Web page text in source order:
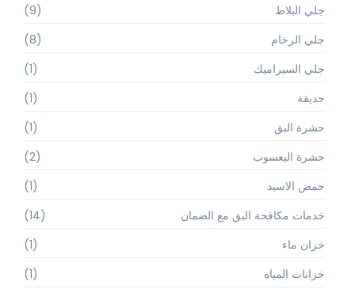
جلي البلاط
(9)
جلي الرخام
(8)
جلي السيراميك
(1)
حديقة
(1)
حشرة البق
(1)
حشرة اليعسوب
(2)
حمض الاسيد
(1)
خدمات مكافحة البق مع الضمان
(14)
خزان ماء
(1)
خزانات المياه
(1)